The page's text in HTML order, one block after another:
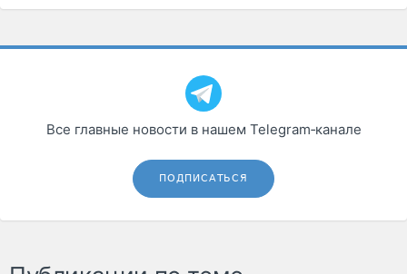
Все главные новости в нашем Telegram‑канале
ПОДПИСАТЬСЯ